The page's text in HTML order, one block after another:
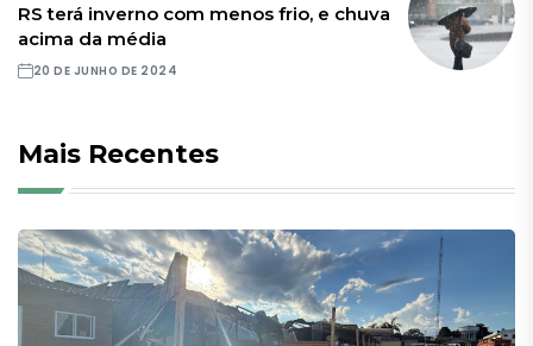
RS terá inverno com menos frio, e chuva
acima da média
20 DE JUNHO DE 2024
Mais Recentes